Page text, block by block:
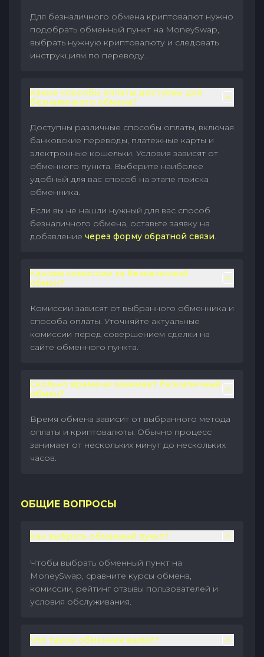
Для безналичного обмена криптовалют нужно
подобрать обменный пункт на MoneySwap,
выбрать нужную криптовалюту и следовать
инструкциям по переводу.
Какие способы оплаты доступны для
безналичного обмена?
Доступны различные способы оплаты, включая
банковские переводы, платежные карты и
электронные кошельки. Условия зависят от
обменного пункта. Выберите наиболее
удобный для вас способ на этапе поиска
обменника.
Если вы не нашли нужный для вас способ
безналичного обмена, оставьте заявку на
добавление через форму обратной связи.
Каковы комиссии за безналичный
обмен?
Комиссии зависят от выбранного обменника и
способа оплаты. Уточняйте актуальные
комиссии перед совершением сделки на
сайте обменного пункта.
Сколько времени занимает безналичный
обмен?
Время обмена зависит от выбранного метода
оплаты и криптовалюты. Обычно процесс
занимает от нескольких минут до нескольких
часов.
ОБЩИЕ ВОПРОСЫ
Как выбрать обменный пункт?
Чтобы выбрать обменный пункт на
MoneySwap, сравните курсы обмена,
комиссии, рейтинг отзывы пользователей и
условия обслуживания.
Что такое обменник валют?